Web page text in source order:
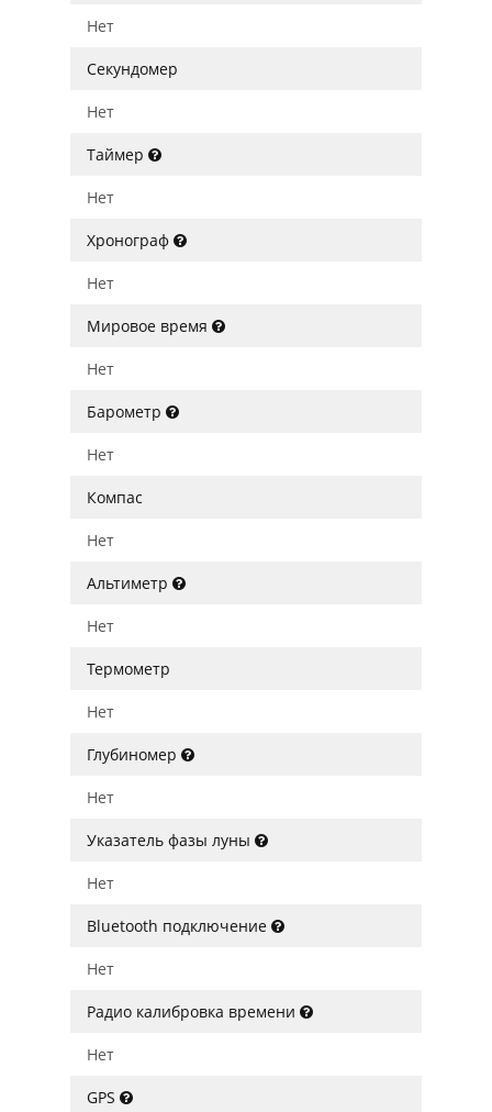
Нет
Секундомер
Нет
Таймер
Нет
Хронограф
Нет
Мировое время
Нет
Барометр
Нет
Компас
Нет
Альтиметр
Нет
Термометр
Нет
Глубиномер
Нет
Указатель фазы луны
Нет
Bluetooth подключение
Нет
Радио калибровка времени
Нет
GPS